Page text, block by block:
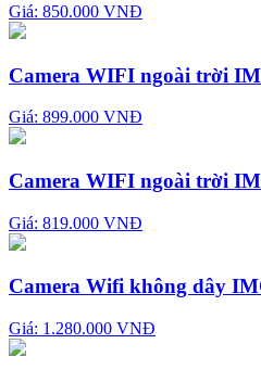
Giá: 850.000 VNĐ
Camera WIFI ngoài trời
Giá: 899.000 VNĐ
Camera WIFI ngoài trời
Giá: 819.000 VNĐ
Camera Wifi không dây
Giá: 1.280.000 VNĐ